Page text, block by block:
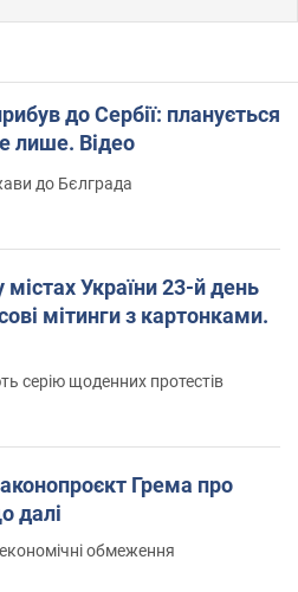
до Сербії: планується
лише. Відео
до Бєлграда
України 23-й день
мітинги з картонками.
серію щоденних протестів
Грема про
далі
обмеження